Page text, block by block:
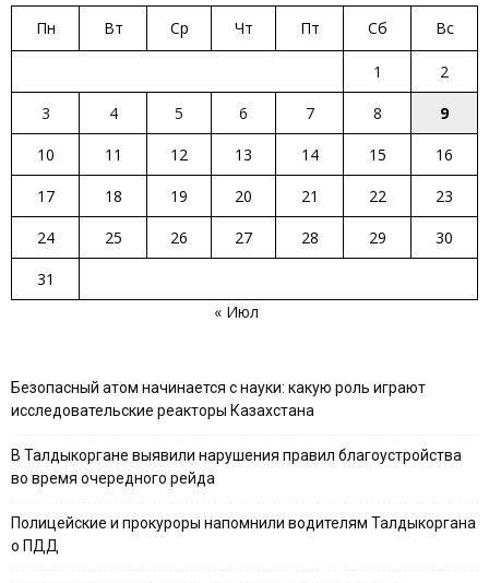
Пн Вт Ср Чт Пт Сб Вс
1
2
3
4 5 6 7 8
9
10
11 12 13 14 15
16
17
18 19 20 21 22
23
24
25 26 27 28 29
30
31
« Июл
Безопасный атом начинается с науки: какую роль играют
исследовательские реакторы Казахстана
В Талдыкоргане выявили нарушения правил благоустройства
во время очередного рейда
Полицейские и прокуроры напомнили водителям Талдыкоргана
о ПДД